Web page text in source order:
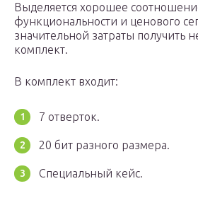
Выделяется хорошее
функциональности и ценового
значительной затраты получить
комплект.
В комплект входит:
7 отверток.
20 бит разного размера.
Специальный кейс.